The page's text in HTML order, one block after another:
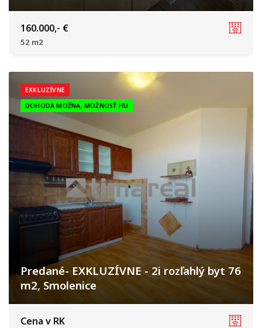
Trnava
160.000,- €
52 m2
EXKLUZÍVNE
DOHODA MOŽNA, MOŽNOSŤ HU
Predané- EXKLUZÍVNE - 2i rozľahlý byt 76
m2, Smolenice
Smolenice
Cena v RK